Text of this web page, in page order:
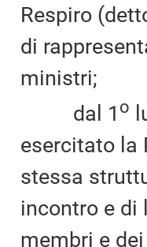
Respiro
di
ministri;
dal 1 o
esercitato la
stessa
incontro e di
membri e